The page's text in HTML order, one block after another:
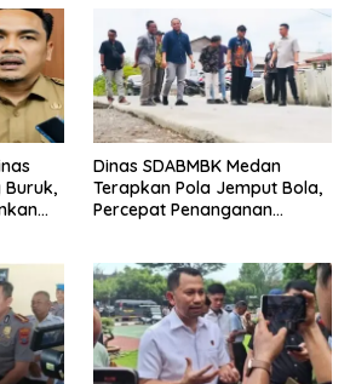
Buruk,
Dinas SDABMBK Medan
Terapkan Pola Jemput Bola,
Percepat Penanganan